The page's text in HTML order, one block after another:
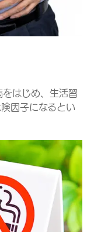
をはじめ、生活習
因子になるとい